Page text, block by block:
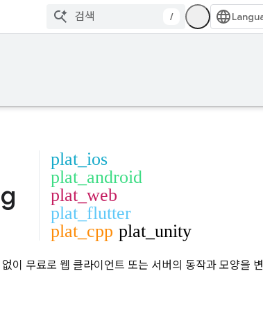
/
plat_ios
plat_android
plat_web
plat_flutter
plat_cpp plat_unity
이 무료로 웹 클라이언트 또는 서버의 동작과 모양을 변